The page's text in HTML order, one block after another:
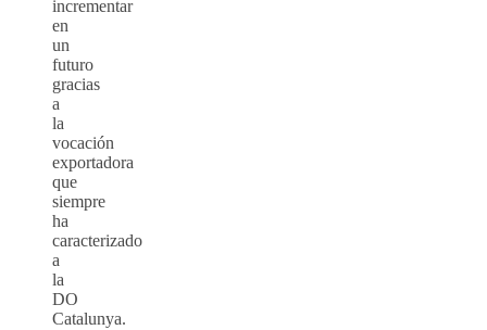
incrementar
en
un
futuro
gracias
a
la
vocación
exportadora
que
siempre
ha
caracterizado
a
la
DO
Catalunya.